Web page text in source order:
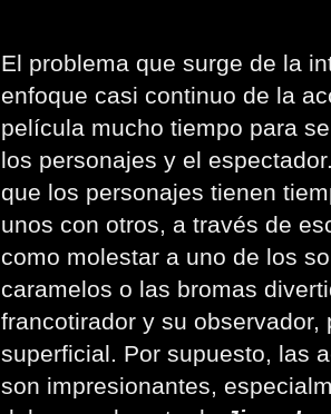
El problema que surge de la
enfoque casi continuo de la
película mucho tiempo para
los personajes y el
que los personajes tienen
unos con otros, a través de
como molestar a uno de los
caramelos o las bromas
francotirador y su observador,
superficial. Por supuesto, las
son impresionantes,